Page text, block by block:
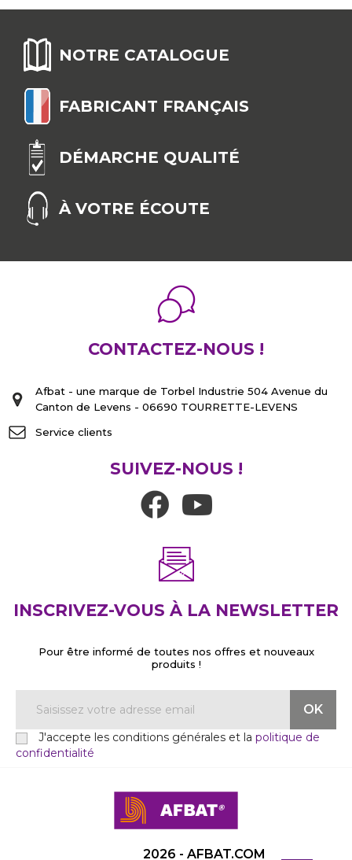
NOTRE CATALOGUE
FABRICANT FRANÇAIS
DÉMARCHE QUALITÉ
À VOTRE ÉCOUTE
CONTACTEZ-NOUS !
Afbat - une marque de Torbel Industrie 504 Avenue du
Canton de Levens - 06690 TOURRETTE-LEVENS
Service clients
SUIVEZ-NOUS !
INSCRIVEZ-VOUS À LA NEWSLETTER
Pour être informé de toutes nos offres et nouveaux
produits !
J'accepte les conditions générales et la politique de
confidentialité
2026 - AFBAT.COM